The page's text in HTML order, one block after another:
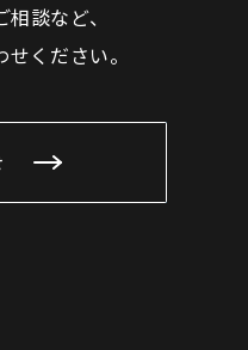
談など、
ください。